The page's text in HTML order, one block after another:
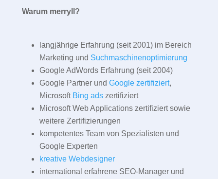
Warum merryll?
langjährige Erfahrung (seit 2001) im Bereich
Marketing und Suchmaschinenoptimierung
Google AdWords Erfahrung (seit 2004)
Google Partner und Google zertifiziert,
Microsoft Bing adszertifiziert
Microsoft Web Applications zertifiziert sowie
weitere Zertifizierungen
kompetentes Team von Spezialisten und
Google Experten
kreative Webdesigner
international erfahrene SEO-Manager und